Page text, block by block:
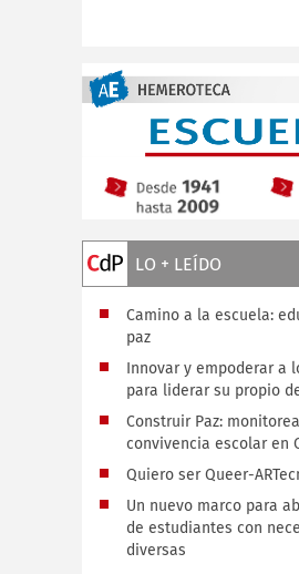
LO + LEÍDO
Camino a la escuela:
paz
Innovar y empoderar a
para liderar su propio
Construir Paz:
convivencia escolar en
Quiero ser Queer-
Un nuevo marco para
de estudiantes con
diversas